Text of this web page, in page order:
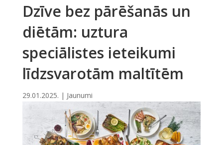
Dzīve bez pārēšanās un
diētām: uztura
speciālistes ieteikumi
līdzsvarotām maltītēm
29.01.2025. | Jaunumi